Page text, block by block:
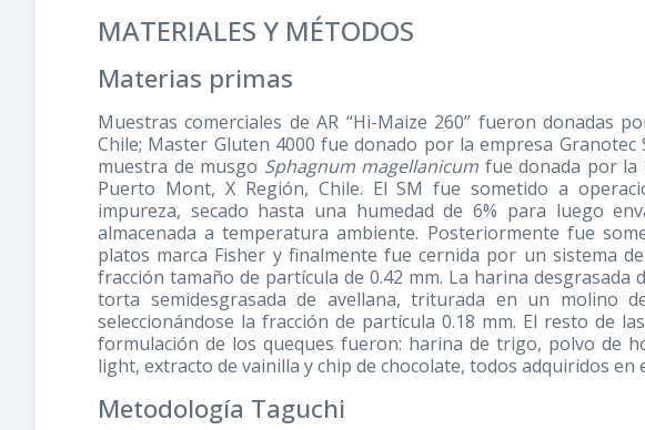
MATERIALES Y MÉTODOS
Materias primas
Muestras comerciales de AR “Hi-Maize 260” fueron donadas
Chile; Master Gluten 4000 fue donado por la empresa Granotec
muestra de musgo Sphagnum magellanicum fue donada por la
Puerto Mont, X Región, Chile. El SM fue sometido a
impureza, secado hasta una humedad de 6% para luego
almacenada a temperatura ambiente. Posteriormente fue
platos marca Fisher y finalmente fue cernida por un sistema
fracción tamaño de partícula de 0.42 mm. La harina
torta semidesgrasada de avellana, triturada en un molino
seleccionándose la fracción de partícula 0.18 mm. El resto de
formulación de los queques fueron: harina de trigo, polvo de
light, extracto de vainilla y chip de chocolate, todos adquiridos en
Metodología Taguchi